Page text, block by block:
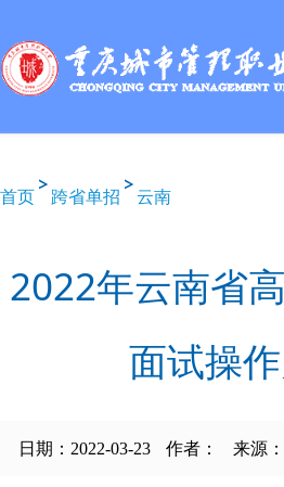
首页 跨省单招 云南
2022年云南省
面试操
日期：2022-03-23 作者： 来源